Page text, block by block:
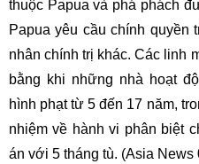
thuộc Papua và phá phách
Papua yêu cầu chính quyền
nhân chính trị khác. Các linh
bằng khi những nhà hoạt
hình phạt từ 5 đến 17 năm,
nhiệm về hành vi phân biệt
án với 5 tháng tù. (Asia News